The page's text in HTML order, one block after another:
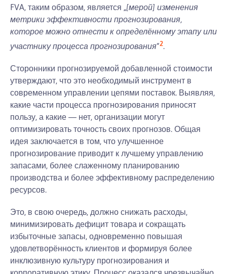
FVA, таким образом, является „[мерой] изменения
метрики эффективности прогнозирования,
которое можно отнести к определённому этапу или
участнику процесса прогнозирования“2.
Сторонники прогнозируемой добавленной стоимости
утверждают, что это необходимый инструмент в
современном управлении цепями поставок. Выявляя,
какие части процесса прогнозирования приносят
пользу, а какие — нет, организации могут
оптимизировать точность своих прогнозов. Общая
идея заключается в том, что улучшенное
прогнозирование приводит к лучшему управлению
запасами, более слаженному планированию
производства и более эффективному распределению
ресурсов.
Это, в свою очередь, должно снижать расходы,
минимизировать дефицит товара и сокращать
избыточные запасы, одновременно повышая
удовлетворённость клиентов и формируя более
инклюзивную культуру прогнозирования и